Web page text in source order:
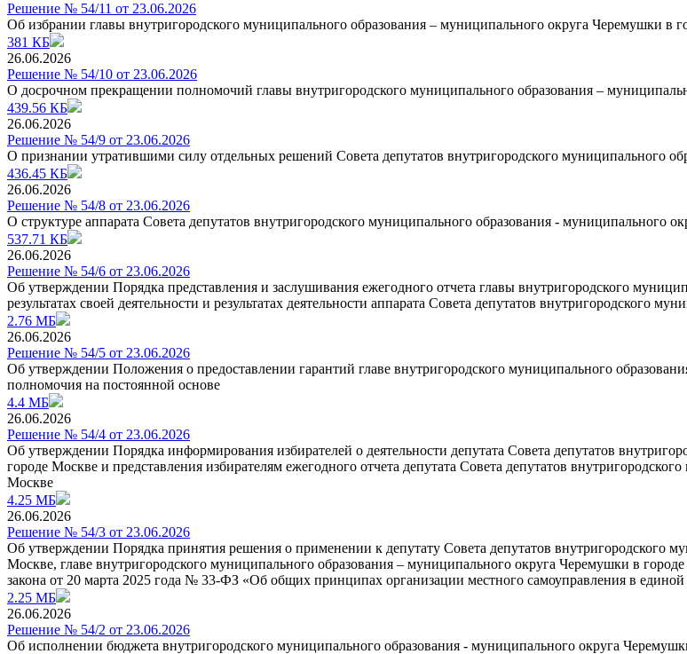
Решение № 54/11 от 23.06.2026
Об избрании главы внутригородского муниципального образования – муниципального округа Черемушки в
381 КБ
26.06.2026
Решение № 54/10 от 23.06.2026
О досрочном прекращении полномочий главы внутригородского муниципального образования –
439.56 КБ
26.06.2026
Решение № 54/9 от 23.06.2026
О признании утратившими силу отдельных решений Совета депутатов внутригородского муниципального
436.45 КБ
26.06.2026
Решение № 54/8 от 23.06.2026
О структуре аппарата Совета депутатов внутригородского муниципального образования - муниципального
537.71 КБ
26.06.2026
Решение № 54/6 от 23.06.2026
Об утверждении Порядка представления и заслушивания ежегодного отчета главы внутригородского
результатах своей деятельности и результатах деятельности аппарата Совета депутатов
2.76 МБ
26.06.2026
Решение № 54/5 от 23.06.2026
Об утверждении Положения о предоставлении гарантий главе внутригородского муниципального
полномочия на постоянной основе
4.4 МБ
26.06.2026
Решение № 54/4 от 23.06.2026
Об утверждении Порядка информирования избирателей о деятельности депутата Совета депутатов
городе Москве и представления избирателям ежегодного отчета депутата Совета депутатов
Москве
4.25 МБ
26.06.2026
Решение № 54/3 от 23.06.2026
Об утверждении Порядка принятия решения о применении к депутату Совета депутатов внутригородского
Москве, главе внутригородского муниципального образования – муниципального округа Черемушки в
закона от 20 марта 2025 года № 33-ФЗ «Об общих принципах организации местного самоуправления в единой
2.25 МБ
26.06.2026
Решение № 54/2 от 23.06.2026
Об исполнении бюджета внутригородского муниципального образования - муниципального округа